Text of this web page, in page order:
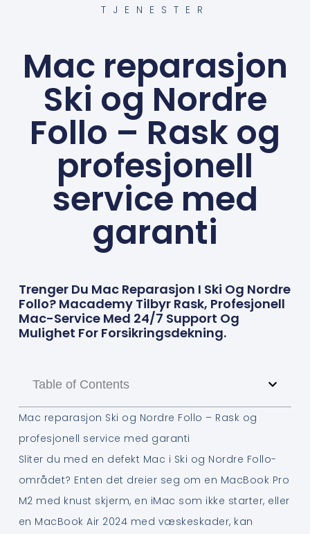
TJENESTER
Mac reparasjon
Ski og Nordre
Follo – Rask og
profesjonell
service med
garanti
Trenger Du Mac Reparasjon I Ski Og Nordre
Follo? Macademy Tilbyr Rask, Profesjonell
Mac-Service Med 24/7 Support Og
Mulighet For Forsikringsdekning.
Table of Contents
Mac reparasjon Ski og Nordre Follo – Rask og
profesjonell service med garanti
Sliter du med en defekt Mac i Ski og Nordre Follo-
området? Enten det dreier seg om en MacBook Pro
M2 med knust skjerm, en iMac som ikke starter, eller
en MacBook Air 2024 med væskeskader, kan